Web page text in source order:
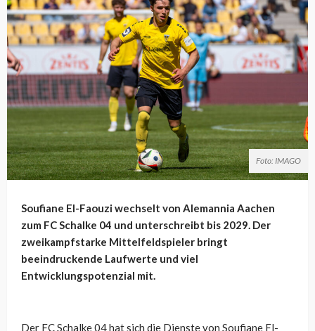
Foto: IMAGO
Soufiane El-Faouzi wechselt von Alemannia Aachen
zum FC Schalke 04 und unterschreibt bis 2029. Der
zweikampfstarke Mittelfeldspieler bringt
beeindruckende Laufwerte und viel
Entwicklungspotenzial mit.
Der FC Schalke 04 hat sich die Dienste von Soufiane El-